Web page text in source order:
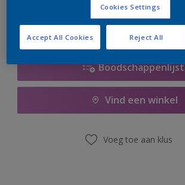
Boodschappenlijst
Vind een winkel
Voeg toe aan klus
Cookies Settings
Reject All
Accept All Cookies